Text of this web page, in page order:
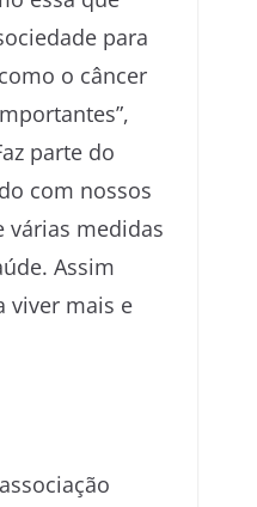
para
o câncer
parte do
com nossos
várias medidas
Assim
viver mais e